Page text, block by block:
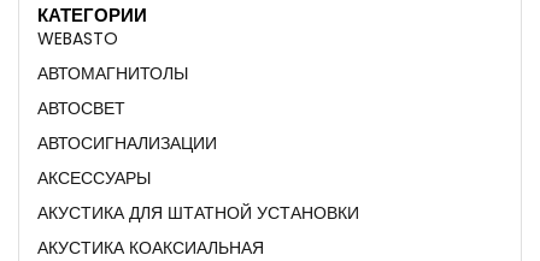
КАТЕГОРИИ
WEBASTO
АВТОМАГНИТОЛЫ
АВТОСВЕТ
АВТОСИГНАЛИЗАЦИИ
АКСЕССУАРЫ
АКУСТИКА ДЛЯ ШТАТНОЙ УСТАНОВКИ
АКУСТИКА КОАКСИАЛЬНАЯ